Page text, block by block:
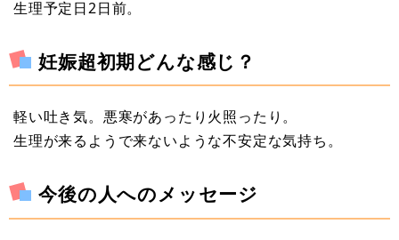
生理予定日2日前。
妊娠超初期どんな感じ？
軽い吐き気。悪寒があったり火照ったり。
生理が来るようで来ないような不安定な気持ち。
今後の人へのメッセージ